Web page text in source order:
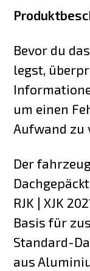
Bevor du
legst,
um einen
Aufwand zu
Der
RJK | XJK
Basis für
Standard-
aus